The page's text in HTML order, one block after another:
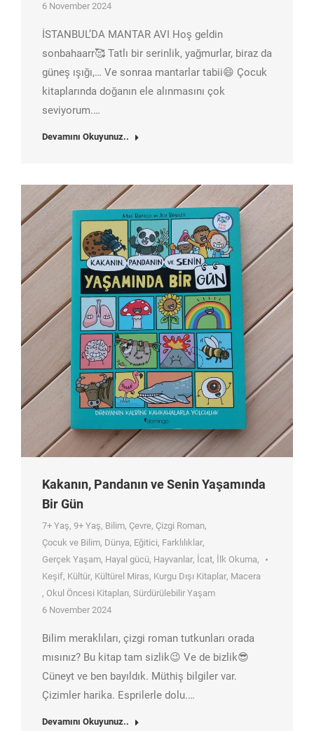
6 November 2024
İSTANBUL’DA MANTAR AVI Hoş geldin
sonbahaarr🥰 Tatlı bir serinlik, yağmurlar, biraz da
güneş ışığı,… Ve sonraa mantarlar tabii😄 Çocuk
kitaplarında doğanın ele alınmasını çok
seviyorum.…
Devamını Okuyunuz..
Kakanın, Pandanın ve Senin Yaşamında
Bir Gün
7+ Yaş, 9+ Yaş, Bilim, Çevre, Çizgi Roman,
Çocuk ve Bilim, Dünya, Eğitici, Farklılıklar,
Gerçek Yaşam, Hayal gücü, Hayvanlar, İcat, İlk Okuma,
Keşif, Kültür, Kültürel Miras, Kurgu Dışı Kitaplar, Macera
, Okul Öncesi Kitapları, Sürdürülebilir Yaşam
6 November 2024
Bilim meraklıları, çizgi roman tutkunları orada
mısınız? Bu kitap tam sizlik😉 Ve de bizlik😎
Cüneyt ve ben bayıldık. Müthiş bilgiler var.
Çizimler harika. Esprilerle dolu.…
Devamını Okuyunuz..